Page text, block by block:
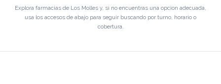
Explora farmacias de Los Molles y, si no encuentras una opcion adecuada,
usa los accesos de abajo para seguir buscando por turno, horario o
cobertura.